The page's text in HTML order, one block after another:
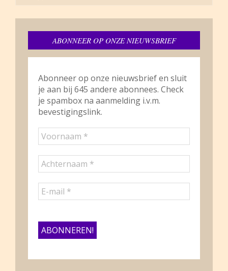
ABONNEER OP ONZE NIEUWSBRIEF
Abonneer op onze nieuwsbrief en sluit
je aan bij 645 andere abonnees. Check
je spambox na aanmelding i.v.m.
bevestigingslink.